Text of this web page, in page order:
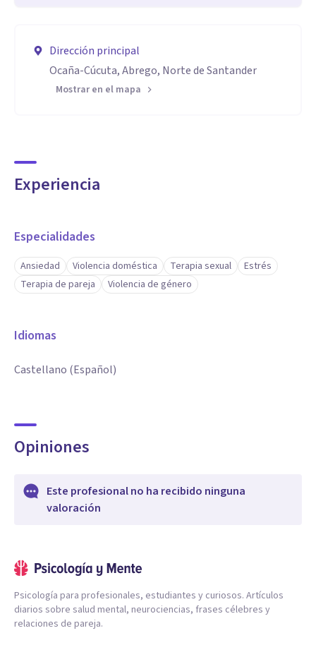
Dirección principal
Ocaña-Cúcuta, Abrego, Norte de Santander
Mostrar en el mapa
Experiencia
Especialidades
Ansiedad Violencia doméstica Terapia sexual
Estrés
Terapia de pareja
Violencia de género
Idiomas
Castellano (Español)
Opiniones
Este profesional no ha recibido ninguna
valoración
Psicología para profesionales, estudiantes y curiosos. Artículos
diarios sobre salud mental, neurociencias, frases célebres y
relaciones de pareja.